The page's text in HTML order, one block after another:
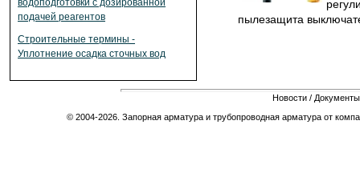
водоподготовки с дозированной
подачей реагентов
Строительные термины -
Уплотнение осадка сточных вод
пылезащита
Новости / Документы
© 2004-2026. Запорная арматура и трубопроводная арматура от